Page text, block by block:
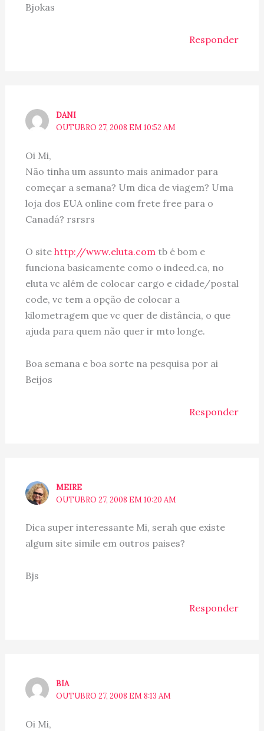
Bjokas
Responder
DANI
OUTUBRO 27, 2008 EM 10:52 AM
Oi Mi,
Não tinha um assunto mais animador para
começar a semana? Um dica de viagem? Uma
loja dos EUA online com frete free para o
Canadá? rsrsrs
O site http://www.eluta.com tb é bom e
funciona basicamente como o indeed.ca, no
eluta vc além de colocar cargo e cidade/postal
code, vc tem a opção de colocar a
kilometragem que vc quer de distância, o que
ajuda para quem não quer ir mto longe.
Boa semana e boa sorte na pesquisa por ai
Beijos
Responder
MEIRE
OUTUBRO 27, 2008 EM 10:20 AM
Dica super interessante Mi, serah que existe
algum site simile em outros paises?
Bjs
Responder
BIA
OUTUBRO 27, 2008 EM 8:13 AM
Oi Mi,